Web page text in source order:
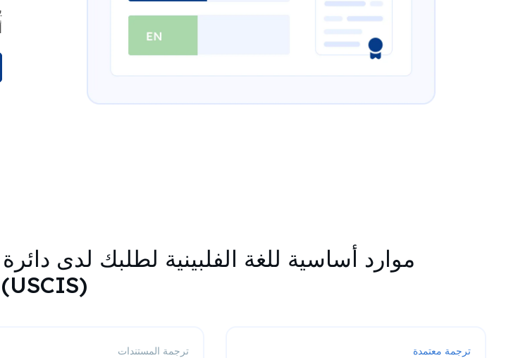
موارد أساسية للغة الفلبينية لطلبك لدى
(USCIS)
ترجمة معتمدة ترجمة المستندات